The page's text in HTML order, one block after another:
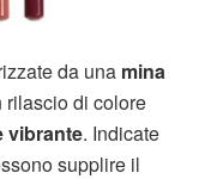
da una mina
rilascio di colore
vibrante. Indicate
supplire il